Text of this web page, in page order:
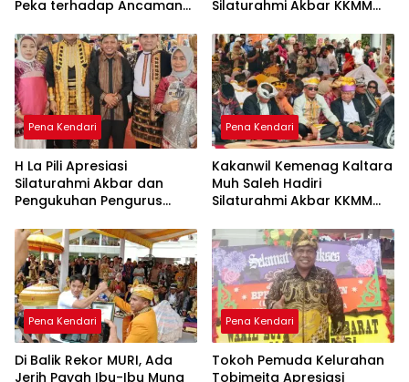
Peka terhadap Ancaman
Silaturahmi Akbar KKMM
Persaudaraan
Pena Kendari
H La Pili Apresiasi
Silaturahmi Akbar dan
Pengukuhan Pengurus
Pena Kendari
Kakanwil Kemenag Kaltara
Muh Saleh Hadiri
Silaturahmi Akbar KKMM
Pena Kendari
Di Balik Rekor MURI, Ada
Jerih Payah Ibu-Ibu Muna
Pena Kendari
Tokoh Pemuda Kelurahan
Tobimeita Apresiasi